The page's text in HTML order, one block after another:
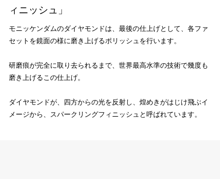
ィニッシュ」
モニッケンダムのダイヤモンドは、最後の仕上げとして、各ファ
セットを鏡面の様に磨き上げるポリッシュを行います。
研磨痕が完全に取り去られるまで、世界最高水準の技術で幾度も
磨き上げるこの仕上げ。
ダイヤモンドが、四方からの光を反射し、煌めきがはじけ飛ぶイ
メージから、スパークリングフィニッシュと呼ばれています。